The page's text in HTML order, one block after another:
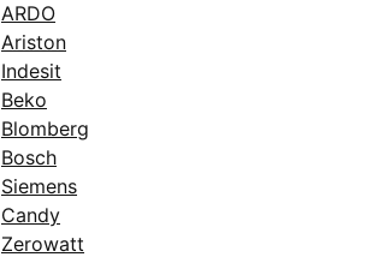
ARDO
Ariston
Indesit
Beko
Blomberg
Bosch
Siemens
Candy
Zerowatt